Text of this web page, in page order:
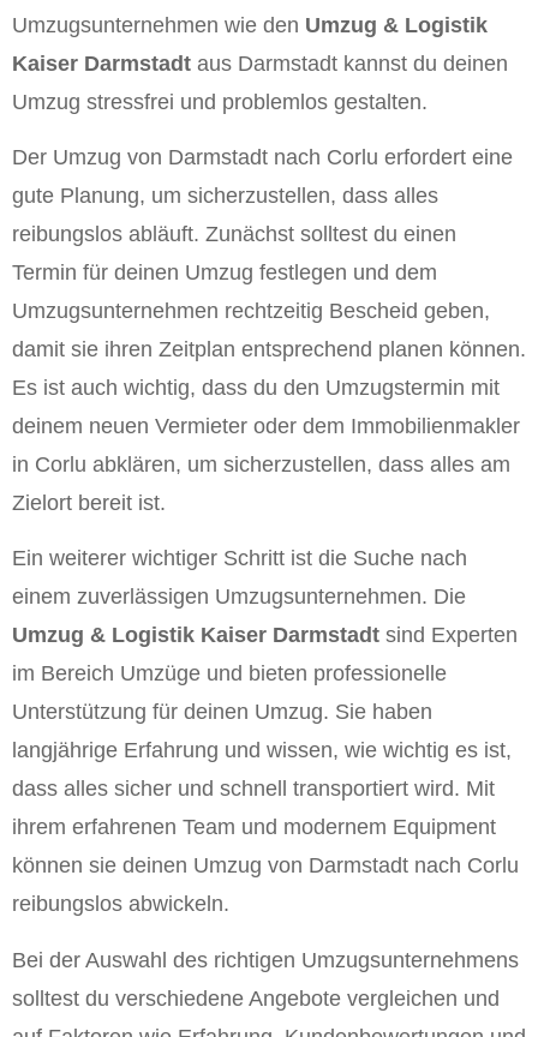
Umzugsunternehmen wie den Umzug & Logistik
Kaiser Darmstadt aus Darmstadt kannst du deinen
Umzug stressfrei und problemlos gestalten.
Der Umzug von Darmstadt nach Corlu erfordert eine
gute Planung, um sicherzustellen, dass alles
reibungslos abläuft. Zunächst solltest du einen
Termin für deinen Umzug festlegen und dem
Umzugsunternehmen rechtzeitig Bescheid geben,
damit sie ihren Zeitplan entsprechend planen können.
Es ist auch wichtig, dass du den Umzugstermin mit
deinem neuen Vermieter oder dem Immobilienmakler
in Corlu abklären, um sicherzustellen, dass alles am
Zielort bereit ist.
Ein weiterer wichtiger Schritt ist die Suche nach
einem zuverlässigen Umzugsunternehmen. Die
Umzug & Logistik Kaiser Darmstadt sind Experten
im Bereich Umzüge und bieten professionelle
Unterstützung für deinen Umzug. Sie haben
langjährige Erfahrung und wissen, wie wichtig es ist,
dass alles sicher und schnell transportiert wird. Mit
ihrem erfahrenen Team und modernem Equipment
können sie deinen Umzug von Darmstadt nach Corlu
reibungslos abwickeln.
Bei der Auswahl des richtigen Umzugsunternehmens
solltest du verschiedene Angebote vergleichen und